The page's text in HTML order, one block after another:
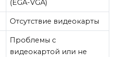
(EGA-VGA)
Отсутствие видеокарты
Проблемы с
видеокартой или не